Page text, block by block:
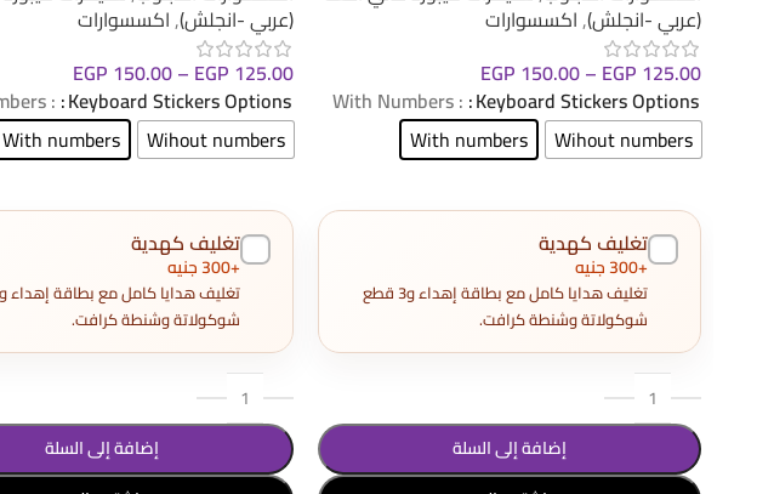
(عربي -انجلش),اكسسوارات
EGP 125.00
–
EGP 150.00
Keyboard Stickers Options
: With Numbers
Wihout numbers
With numbers
تغليف كهدية
+300 جنيه
تغليف هدايا كامل مع بطاقة إهداء و3 قطع
شوكولاتة وشنطة كرافت.
إضافة إلى السلة
(عربي -انجلش),اكسسوارات
EGP 125.00
–
EGP 150.00
Keyboard Stickers Options
: With Numbers
Wihout numbers
With numbers
تغليف كهدية
+300 جنيه
شوكولاتة وشنطة كرافت.
إضافة إلى السلة